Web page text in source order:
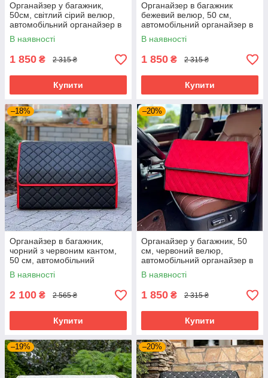
Органайзер у багажник,
50см, світлий сірий велюр,
автомобільний органайзер в
авто
В наявності
1 850 ₴ 2 315 ₴
Купити
Органайзер в багажник
бежевий велюр, 50 см,
автомобільний органайзер в
авто
В наявності
1 850 ₴ 2 315 ₴
Купити
–18%
Органайзер в багажник,
чорний з червоним кантом,
50 см, автомобільний
органайзер в авто
В наявності
2 100 ₴ 2 565 ₴
Купити
–20%
Органайзер у багажник, 50
см, червоний велюр,
автомобільний органайзер в
авто
В наявності
1 850 ₴ 2 315 ₴
Купити
–19% –20%